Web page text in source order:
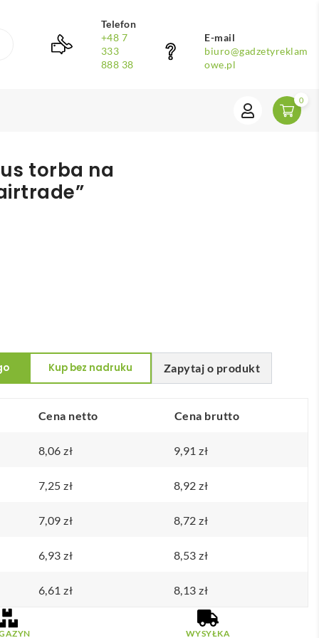
Telefon
+48 7
333
888 38
E-mail
biuro@gadzetyreklam
owe.pl
0
torba na
Zapytaj o produkt
Kup bez nadruku
Cena netto Cena brutto
8,06zł 9,91zł
7,25zł 8,92zł
7,09zł 8,72zł
6,93zł 8,53zł
6,61zł 8,13zł
WYSYŁKA